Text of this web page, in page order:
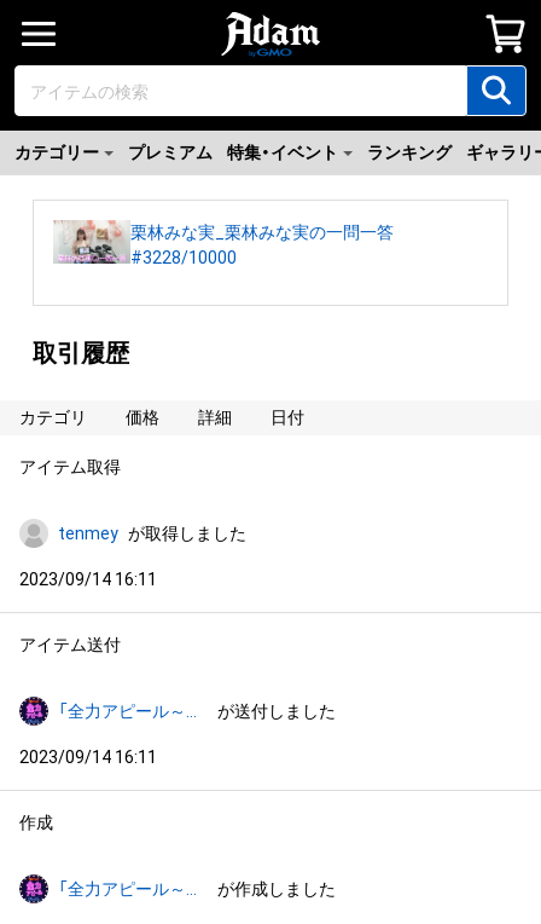
カテゴリー プレミアム 特集・イベント ランキング ギャラリ
栗林みな実_栗林みな実の一問一答
#3228/10000
取引履歴
カテゴリ 価格 詳細 日付
アイテム取得
tenmey が取得しました
2023/09/14 16:11
アイテム送付
が送付しました
2023/09/14 16:11
作成
が作成しました